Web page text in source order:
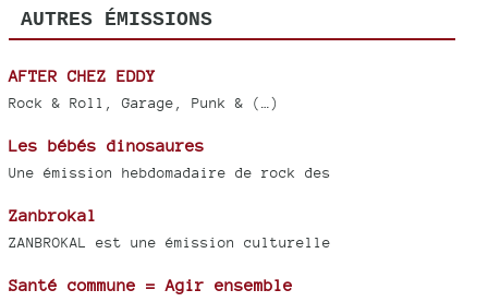
AUTRES ÉMISSIONS
AFTER CHEZ EDDY
Rock & Roll, Garage, Punk & (…)
Les bébés dinosaures
Une émission hebdomadaire de rock des
Zanbrokal
ZANBROKAL est une émission culturelle
Santé commune = Agir ensemble